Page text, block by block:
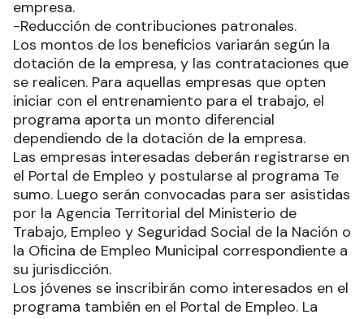
empresa.
-Reducción de contribuciones patronales.
Los montos de los beneficios variarán según la
dotación de la empresa, y las contrataciones que
se realicen. Para aquellas empresas que opten
iniciar con el entrenamiento para el trabajo, el
programa aporta un monto diferencial
dependiendo de la dotación de la empresa.
Las empresas interesadas deberán registrarse en
el Portal de Empleo y postularse al programa Te
sumo. Luego serán convocadas para ser asistidas
por la Agencia Territorial del Ministerio de
Trabajo, Empleo y Seguridad Social de la Nación o
la Oficina de Empleo Municipal correspondiente a
su jurisdicción.
Los jóvenes se inscribirán como interesados en el
programa también en el Portal de Empleo. La